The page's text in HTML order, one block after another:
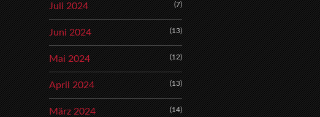
Juli 2024 (7)
Juni 2024 (13)
Mai 2024 (12)
April 2024 (13)
März 2024 (14)